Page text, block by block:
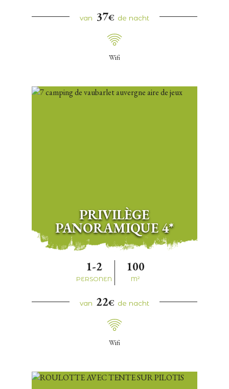
van 37€ de nacht
Wifi
PRIVILÈGE
PANORAMIQUE 4*
1-2
PERSONEN
100
M²
van 22€ de nacht
Wifi